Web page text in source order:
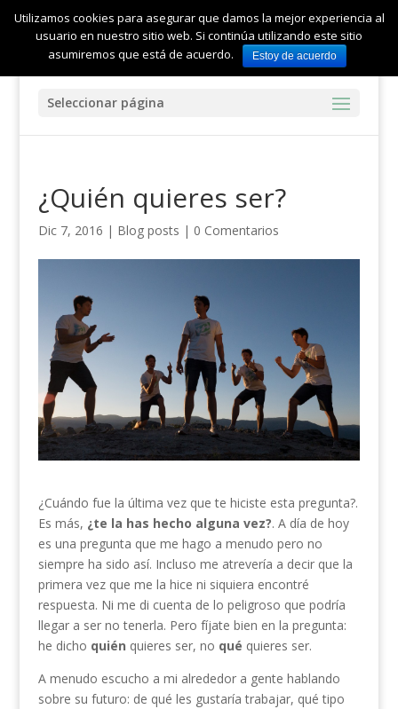
Seleccionar página
¿Quién quieres ser?
Dic 7, 2016 | Blog posts | 0 Comentarios
¿Cuándo fue la última vez que te hiciste esta pregunta?.
Es más, ¿te la has hecho alguna vez?. A día de hoy
es una pregunta que me hago a menudo pero no
siempre ha sido así. Incluso me atrevería a decir que la
primera vez que me la hice ni siquiera encontré
respuesta. Ni me di cuenta de lo peligroso que podría
llegar a ser no tenerla. Pero fíjate bien en la pregunta:
he dicho quién quieres ser, no qué quieres ser.
A menudo escucho a mi alrededor a gente hablando
sobre su futuro: de qué les gustaría trabajar, qué tipo
Utilizamos cookies para asegurar que damos la mejor experiencia al
usuario en nuestro sitio web. Si continúa utilizando este sitio
asumiremos que está de acuerdo.
Estoy de acuerdo